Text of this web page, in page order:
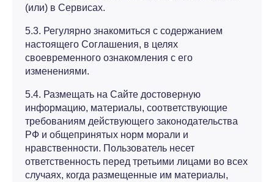
(или) в Сервисах.
5.3. Регулярно знакомиться с содержанием
настоящего Соглашения, в целях
своевременного ознакомления с его
изменениями.
5.4. Размещать на Сайте достоверную
информацию, материалы, соответствующие
требованиям действующего законодательства
РФ и общепринятых норм морали и
нравственности. Пользователь несет
ответственность перед третьими лицами во всех
случаях, когда размещенные им материалы,